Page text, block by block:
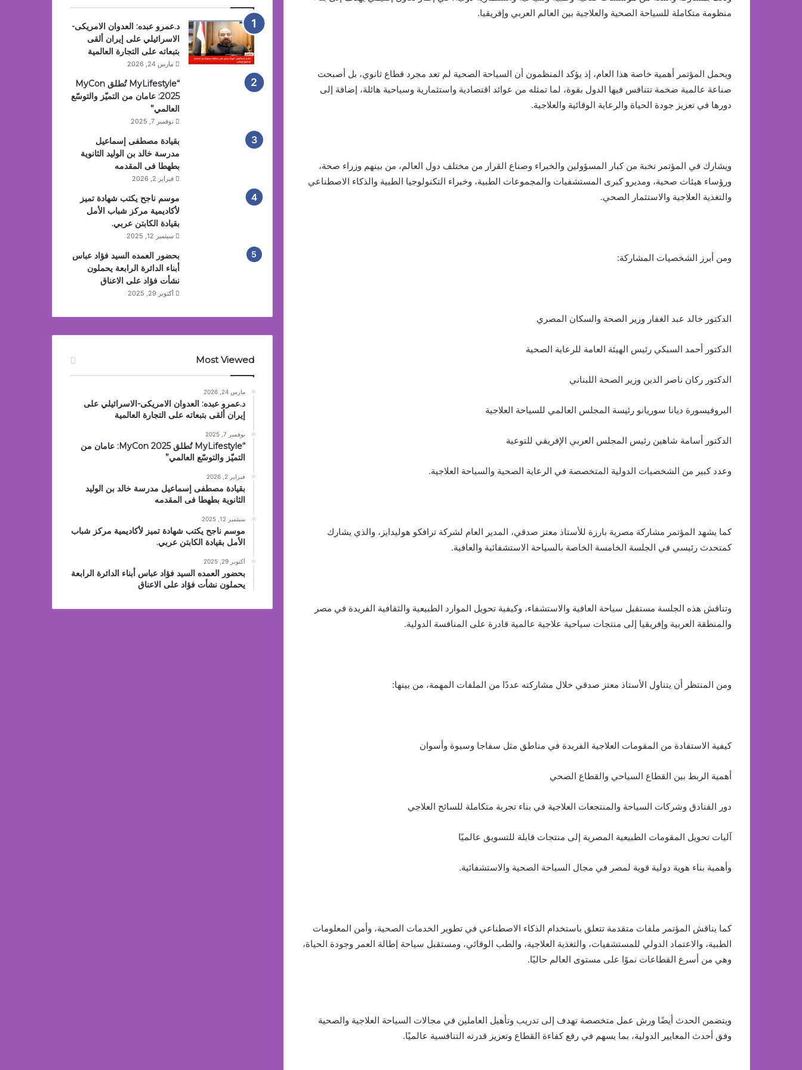
منظومة متكاملة للسياحة الصحية والعلاجية بين العالم العربي وإفريقيا.
ويحمل المؤتمر أهمية خاصة هذا العام، إذ يؤكد المنظمون أن السياحة الصحية لم تعد مجرد قطاع ثانوي، بل أصبحت
صناعة عالمية ضخمة تتنافس فيها الدول بقوة، لما تمثله من عوائد اقتصادية واستثمارية وسياحية هائلة، إضافة إلى
دورها في تعزيز جودة الحياة والرعاية الوقائية والعلاجية.
ويشارك في المؤتمر نخبة من كبار المسؤولين والخبراء وصناع القرار من مختلف دول العالم، من بينهم وزراء صحة،
ورؤساء هيئات صحية، ومديرو كبرى المستشفيات والمجموعات الطبية، وخبراء التكنولوجيا الطبية والذكاء الاصطناعي
والتغذية العلاجية والاستثمار الصحي.
ومن أبرز الشخصيات المشاركة:
الدكتور خالد عبد الغفار وزير الصحة والسكان المصري
الدكتور أحمد السبكي رئيس الهيئة العامة للرعاية الصحية
الدكتور ركان ناصر الدين وزير الصحة اللبناني
البروفيسورة ديانا سوريانو رئيسة المجلس العالمي للسياحة العلاجية
الدكتور أسامة شاهين رئيس المجلس العربي الإفريقي للتوعية
وعدد كبير من الشخصيات الدولية المتخصصة في الرعاية الصحية والسياحة العلاجية.
كما يشهد المؤتمر مشاركة مصرية بارزة للأستاذ معتز صدقي، المدير العام لشركة ترافكو هوليدايز، والذي يشارك
كمتحدث رئيسي في الجلسة الخامسة الخاصة بالسياحة الاستشفائية والعافية.
وتناقش هذه الجلسة مستقبل سياحة العافية والاستشفاء، وكيفية تحويل الموارد الطبيعية والثقافية الفريدة في مصر
والمنطقة العربية وإفريقيا إلى منتجات سياحية علاجية عالمية قادرة على المنافسة الدولية.
ومن المنتظر أن يتناول الأستاذ معتز صدقي خلال مشاركته عددًا من الملفات المهمة، من بينها:
كيفية الاستفادة من المقومات العلاجية الفريدة في مناطق مثل سفاجا وسيوة وأسوان
أهمية الربط بين القطاع السياحي والقطاع الصحي
دور الفنادق وشركات السياحة والمنتجعات العلاجية في بناء تجربة متكاملة للسائح العلاجي
آليات تحويل المقومات الطبيعية المصرية إلى منتجات قابلة للتسويق عالميًا
وأهمية بناء هوية دولية قوية لمصر في مجال السياحة الصحية والاستشفائية.
كما يناقش المؤتمر ملفات متقدمة تتعلق باستخدام الذكاء الاصطناعي في تطوير الخدمات الصحية، وأمن المعلومات
الطبية، والاعتماد الدولي للمستشفيات، والتغذية العلاجية، والطب الوقائي، ومستقبل سياحة إطالة العمر وجودة الحياة،
وهي من أسرع القطاعات نموًا على مستوى العالم حاليًا.
ويتضمن الحدث أيضًا ورش عمل متخصصة تهدف إلى تدريب وتأهيل العاملين في مجالات السياحة العلاجية والصحية
وفق أحدث المعايير الدولية، بما يسهم في رفع كفاءة القطاع وتعزيز قدرته التنافسية عالميًا.
د.عمرو عبده: العدوان الامريكى-
الاسرائيلي على إيران ألقى
بتبعاته على التجارة العالمية
مارس 24, 2026
“MyLifestyle تُطلق MyCon
2025: عامان من التميّز والتوسّع
العالمي”
نوفمبر 7, 2025
بقيادة مصطفى إسماعيل
مدرسة خالد بن الوليد الثانوية
بطهطا فى المقدمه
فبراير 2, 2026
موسم ناجح يكتب شهادة تميز
لأكاديمية مركز شباب الأمل
بقيادة الكابتن عربي.
سبتمبر 12, 2025
بحضور العمده السيد فؤاد عباس
أبناء الدائرة الرابعة يحملون
نشأت فؤاد على الاعناق
أكتوبر 29, 2025
Most Viewed
مارس 24, 2026
د.عمرو عبده: العدوان الامريكى-الاسرائيلي على
إيران ألقى بتبعاته على التجارة العالمية
نوفمبر 7, 2025
“MyLifestyle تُطلق MyCon 2025: عامان من
التميّز والتوسّع العالمي”
فبراير 2, 2026
بقيادة مصطفى إسماعيل مدرسة خالد بن الوليد
الثانوية بطهطا فى المقدمه
سبتمبر 12, 2025
موسم ناجح يكتب شهادة تميز لأكاديمية مركز شباب
الأمل بقيادة الكابتن عربي.
أكتوبر 29, 2025
بحضور العمده السيد فؤاد عباس أبناء الدائرة الرابعة
يحملون نشأت فؤاد على الاعناق